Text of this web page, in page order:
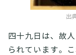
出
四十九日は、故
られています。